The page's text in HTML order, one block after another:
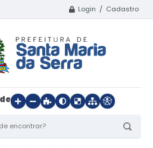
Login / Cadastro